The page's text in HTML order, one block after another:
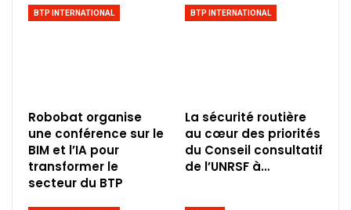
BTP INTERNATIONAL
Robobat organise
une conférence sur le
BIM et l’IA pour
transformer le
secteur du BTP
BTP INTERNATIONAL
La sécurité routière
au cœur des priorités
du Conseil consultatif
de l’UNRSF à…